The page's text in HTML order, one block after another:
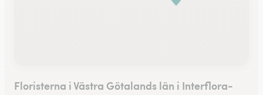
Floristerna i Västra Götalands län i Interflora-